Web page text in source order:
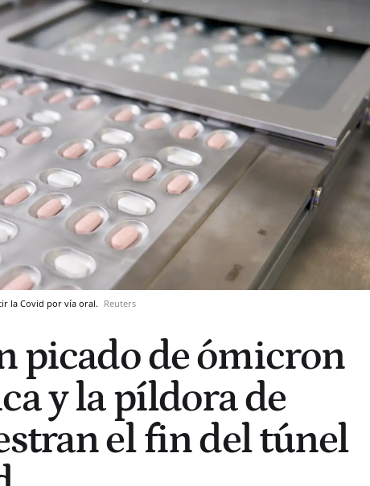
la Covid por vía oral.
Reuters
picado de ómicron
y la píldora de
el fin del túnel